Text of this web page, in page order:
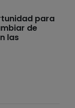
para
de
las